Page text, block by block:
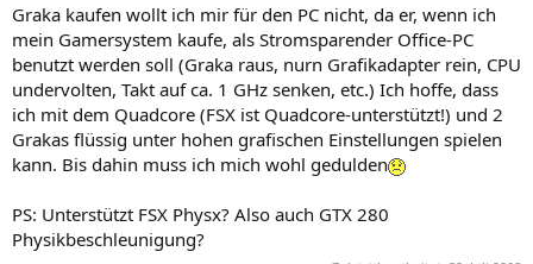
Graka kaufen wollt ich mir für den PC nicht, da er, wenn ich
mein Gamersystem kaufe, als Stromsparender Office-PC
benutzt werden soll (Graka raus, nurn Grafikadapter rein, CPU
undervolten, Takt auf ca. 1 GHz senken, etc.) Ich hoffe, dass
ich mit dem Quadcore (FSX ist Quadcore-unterstützt!) und 2
Grakas flüssig unter hohen grafischen Einstellungen spielen
kann. Bis dahin muss ich mich wohl gedulden
PS: Unterstützt FSX Physx? Also auch GTX 280
Physikbeschleunigung?